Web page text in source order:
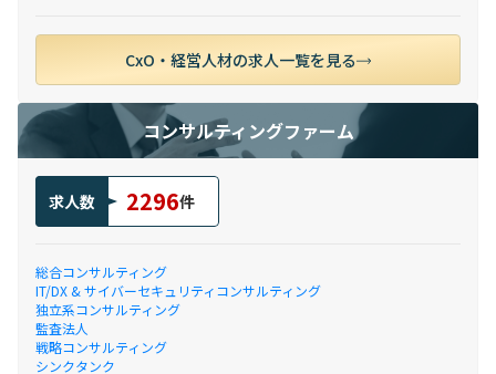
CxO・経営人材の求人一覧を見る
コンサルティングファーム
求人数 2296件
総合コンサルティング
IT/DX & サイバーセキュリティコンサルティング
独立系コンサルティング
監査法人
戦略コンサルティング
シンクタンク